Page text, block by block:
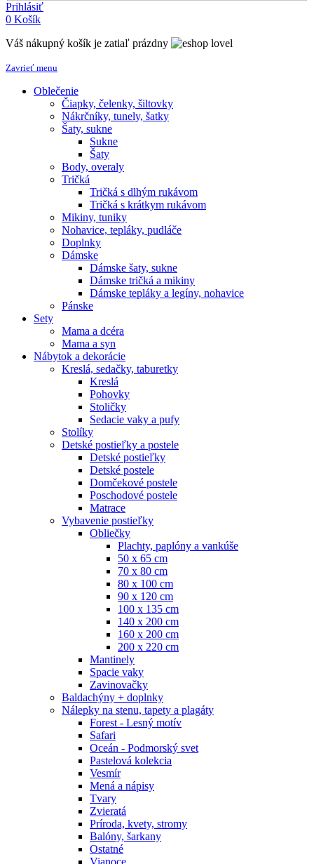
Prihlásiť
0 Košík
Váš nákupný košík je zatiaľ prázdny
Zavrieť menu
Oblečenie
Čiapky, čelenky, šiltovky
Nákrčníky, tunely, šatky
Šaty, sukne
Sukne
Šaty
Body, overaly
Tričká
Tričká s dlhým rukávom
Tričká s krátkym rukávom
Mikiny, tuniky
Nohavice, tepláky, pudláče
Doplnky
Dámske
Dámske šaty, sukne
Dámske tričká a mikiny
Dámske tepláky a legíny, nohavice
Pánske
Sety
Mama a dcéra
Mama a syn
Nábytok a dekorácie
Kreslá, sedačky, taburetky
Kreslá
Pohovky
Stoličky
Sedacie vaky a pufy
Stolíky
Detské postieľky a postele
Detské postieľky
Detské postele
Domčekové postele
Poschodové postele
Matrace
Vybavenie postieľky
Obliečky
Plachty, paplóny a vankúše
50 x 65 cm
70 x 80 cm
80 x 100 cm
90 x 120 cm
100 x 135 cm
140 x 200 cm
160 x 200 cm
200 x 220 cm
Mantinely
Spacie vaky
Zavinovačky
Baldachýny + doplnky
Nálepky na stenu, tapety a plagáty
Forest - Lesný motív
Safari
Oceán - Podmorský svet
Pastelová kolekcia
Vesmír
Mená a nápisy
Tvary
Zvieratá
Príroda, kvety, stromy
Balóny, šarkany
Ostatné
Vianoce